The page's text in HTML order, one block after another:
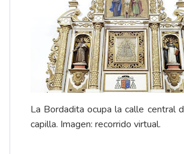
La Bordadita ocupa la calle central
capilla. Imagen: recorrido virtual.